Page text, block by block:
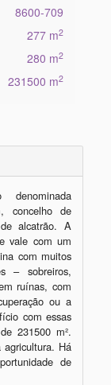
8600-709
277 m2
280 m2
231500 m2
concelho de
alcatrão. A
vale com um
com muitos
– sobreiros,
ruínas, com
ou a
com essas
231500 m².
Há
de